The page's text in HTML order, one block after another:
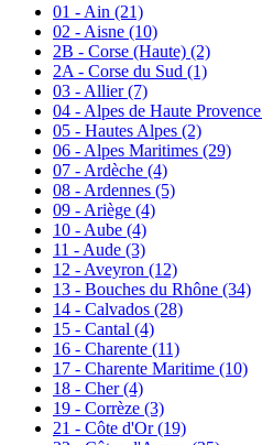
01 - Ain (21)
02 - Aisne (10)
2B - Corse (Haute) (2)
2A - Corse du Sud (1)
03 - Allier(7)
04 - Alpes de Haute Provence
05 - Hautes Alpes (2)
06 - Alpes Maritimes (29)
07 - Ardèche (4)
08 - Ardennes (5)
09 - Ariège (4)
10 - Aube (4)
11 - Aude (3)
12 - Aveyron (12)
13 - Bouches du Rhône (34)
14 - Calvados (28)
15 - Cantal (4)
16 - Charente (11)
17 - Charente Maritime (10)
18 - Cher(4)
19 - Corrèze (3)
21 - Côte d'Or(19)